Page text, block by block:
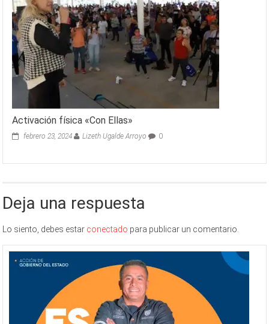
Activación física «Con Ellas»
febrero 23, 2024 Lizeth Ugalde Arroyo 0
Deja una respuesta
Lo siento, debes estar conectado para publicar un comentario.